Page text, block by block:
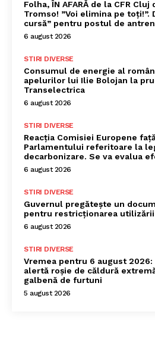
Folha, ÎN AFARĂ de la CFR
Tromso! ”Voi elimina pe toți!”.
cursă” pentru postul de
6 august 2026
STIRI DIVERSE
Consumul de energie al
apelurilor lui Ilie Bolojan la
Transelectrica
6 august 2026
STIRI DIVERSE
Reacția Comisiei Europene
Parlamentului referitoare la
decarbonizare. Se va evalua
6 august 2026
STIRI DIVERSE
Guvernul pregătește un
pentru restricționarea
6 august 2026
STIRI DIVERSE
Vremea pentru 6 august
alertă roșie de căldură
galbenă de furtuni
5 august 2026